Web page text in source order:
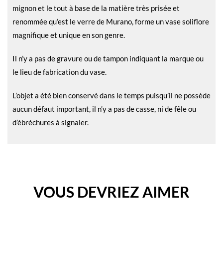
mignon et le tout à base de la matière très prisée et
renommée qu’est le verre de Murano, forme un vase soliflore
magnifique et unique en son genre.
Il n’y a pas de gravure ou de tampon indiquant la marque ou
le lieu de fabrication du vase.
L’objet a été bien conservé dans le temps puisqu’il ne possède
aucun défaut important, il n’y a pas de casse, ni de fêle ou
d’ébréchures à signaler.
VOUS DEVRIEZ AIMER